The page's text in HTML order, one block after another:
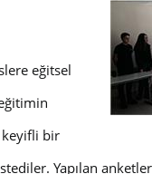
eğitsel
keyifli bir
Yapılan